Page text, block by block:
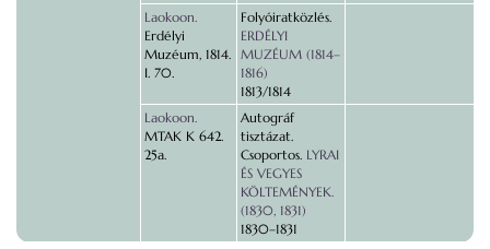
Laokoon.
Erdélyi
Muzéum, 1814.
I. 70.
Folyóiratközlés.
ERDÉLYI
MUZÉUM (1814–
1816)
1813/1814
Laokoon.
MTAK K 642.
25a.
Autográf
tisztázat.
Csoportos. LYRAI
ÉS VEGYES
KÖLTEMÉNYEK.
(1830, 1831)
1830–1831